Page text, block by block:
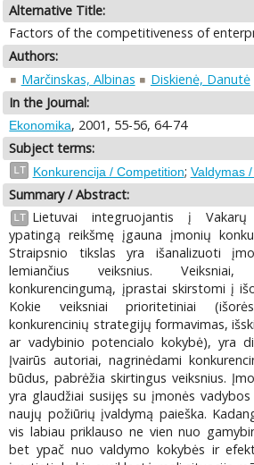
Alternative Title:
Factors of the competitiveness of
Authors:
Marčinskas, Albinas
Diskienė, Danutė
In the Journal:
Ekonomika, 2001, 55-56, 64-74
Subject terms:
LT Konkurencija / Competition; Valdymas
Summary / Abstract:
LT
Lietuvai integruojantis į Vakarų
ypatingą reikšmę įgauna įmonių
Straipsnio tikslas yra išanalizuoti
lemiančius veiksnius.
konkurencingumą, įprastai skirstomi į
Kokie veiksniai prioritetiniai
konkurencinių strategijų formavimas,
ar vadybinio potencialo kokybė), yra
Įvairūs autoriai, nagrinėdami
būdus, pabrėžia skirtingus veiksnius.
yra glaudžiai susijęs su įmonės
naujų požiūrių įvaldymą paieška.
vis labiau priklauso ne vien nuo
bet ypač nuo valdymo kokybės ir